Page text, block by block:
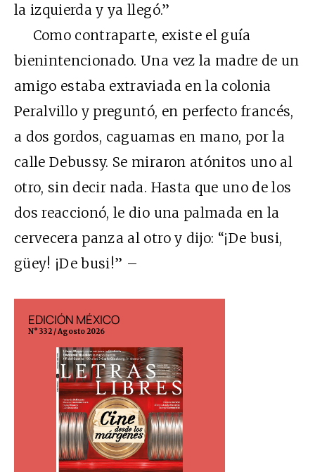
la izquierda y ya llegó.”
Como contraparte, existe el guía
bienintencionado. Una vez la madre de un
amigo estaba extraviada en la colonia
Peralvillo y preguntó, en perfecto francés,
a dos gordos, caguamas en mano, por la
calle Debussy. Se miraron atónitos uno al
otro, sin decir nada. Hasta que uno de los
dos reaccionó, le dio una palmada en la
cervecera panza al otro y dijo: “¡De busi,
güey! ¡De busi!” –
EDICIÓN MÉXICO
N° 332 / Agosto 2026